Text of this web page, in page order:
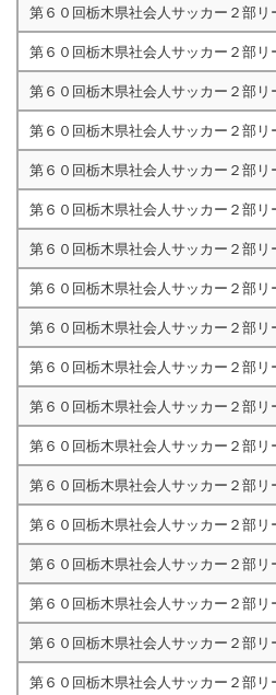
第６０回栃木県社会人サッカー２部リ
第６０回栃木県社会人サッカー２部リ
第６０回栃木県社会人サッカー２部リ
第６０回栃木県社会人サッカー２部リ
第６０回栃木県社会人サッカー２部リ
第６０回栃木県社会人サッカー２部リ
第６０回栃木県社会人サッカー２部リ
第６０回栃木県社会人サッカー２部リ
第６０回栃木県社会人サッカー２部リ
第６０回栃木県社会人サッカー２部リ
第６０回栃木県社会人サッカー２部リ
第６０回栃木県社会人サッカー２部リ
第６０回栃木県社会人サッカー２部リ
第６０回栃木県社会人サッカー２部リ
第６０回栃木県社会人サッカー２部リ
第６０回栃木県社会人サッカー２部リ
第６０回栃木県社会人サッカー２部リ
第６０回栃木県社会人サッカー２部リ